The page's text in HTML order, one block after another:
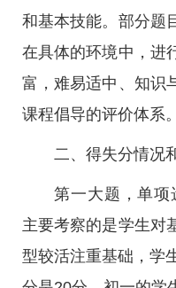
和基本技能。部分题
在具体的环境中，进
富，难易适中、知识
课程倡导的评价体系。
二、得失分情况
第一大题，单项
主要考察的是学生对
型较活注重基础，学